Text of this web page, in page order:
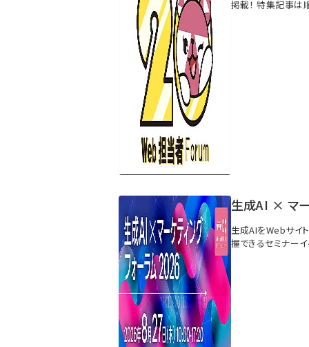
掲載！ 特集記事は
生成AI × マー
生成AIをWebサイ
握できるセミナー